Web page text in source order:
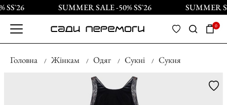
SUMMER SALE -50% SS`26 SUMMER
0
Головна Жінкам Одяг Сукні Сукня